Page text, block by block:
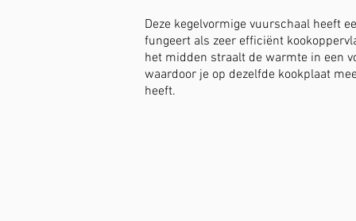
Deze kegelvormige vuurschaal heeft
fungeert als zeer efficiënt
het midden straalt de warmte in een
waardoor je op dezelfde kookplaat
heeft.